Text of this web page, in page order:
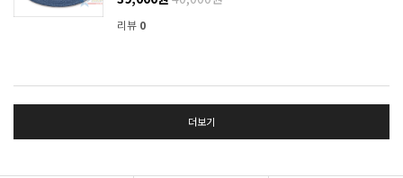
리뷰 0
더보기